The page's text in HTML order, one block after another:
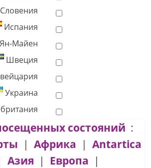
Словения
Испания
Майен
Швеция
Украина
состояний :
| Африка | Antartica
Азия | Европа |